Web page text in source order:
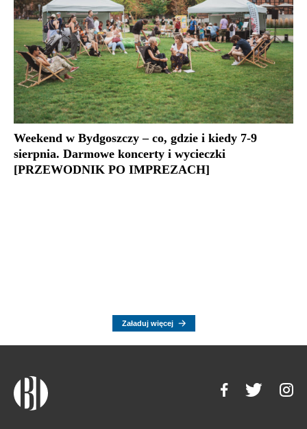
Weekend w Bydgoszczy – co, gdzie i kiedy 7-9
sierpnia. Darmowe koncerty i wycieczki
[PRZEWODNIK PO IMPREZACH]
Załaduj więcej